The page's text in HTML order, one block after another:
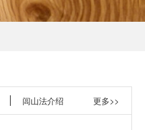
更多>>
闾山法介绍